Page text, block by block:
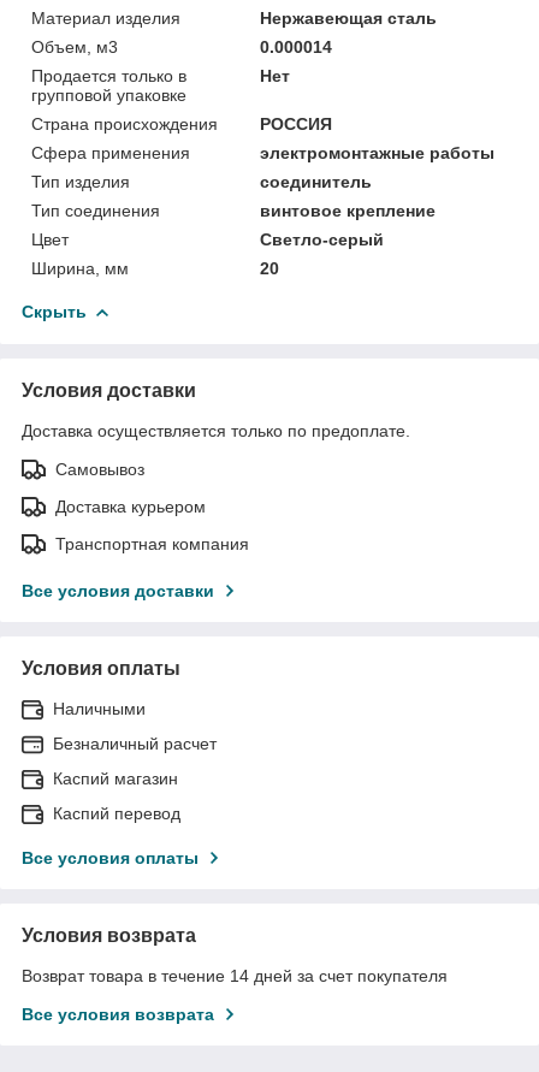
Материал изделия
Нержавеющая сталь
Объем, м3
0.000014
Продается только в
групповой упаковке
Нет
Страна происхождения
РОССИЯ
Сфера применения
электромонтажные работы
Тип изделия
соединитель
Тип соединения
винтовое крепление
Цвет
Светло-серый
Ширина, мм
20
Скрыть
Условия доставки
Доставка осуществляется только по предоплате.
Самовывоз
Доставка курьером
Транспортная компания
Все условия доставки
Условия оплаты
Наличными
Безналичный расчет
Каспий магазин
Каспий перевод
Все условия оплаты
Условия возврата
Возврат товара в течение 14 дней за счет покупателя
Все условия возврата